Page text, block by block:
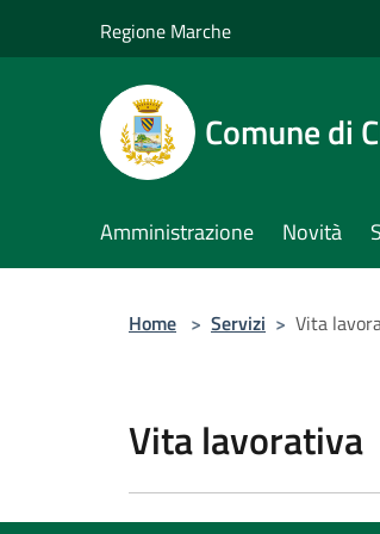
Regione Marche
Comune di
Amministrazione Novità
Home > Servizi > Vita
Vita lavorativa